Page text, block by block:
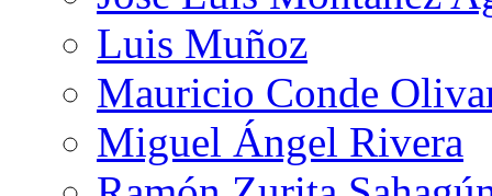
Luis Muñoz
Mauricio Conde
Miguel Ángel Rivera